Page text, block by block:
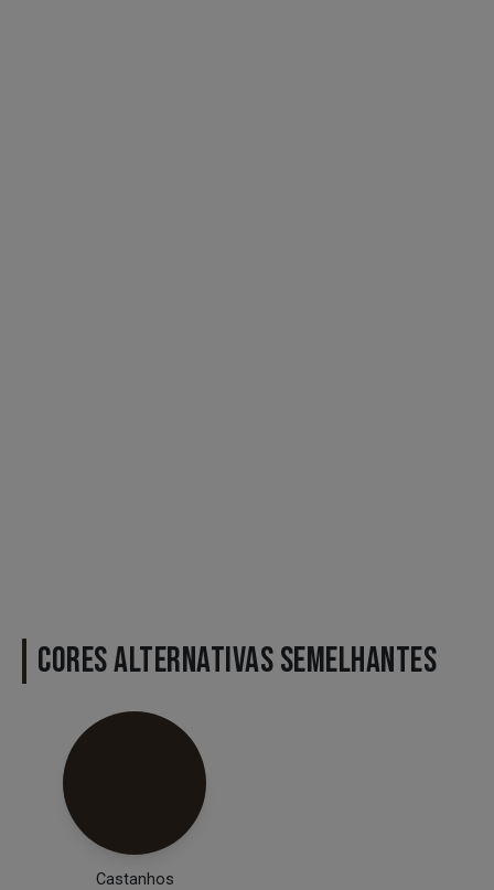
CORES ALTERNATIVAS SEMELHANTES
Castanhos